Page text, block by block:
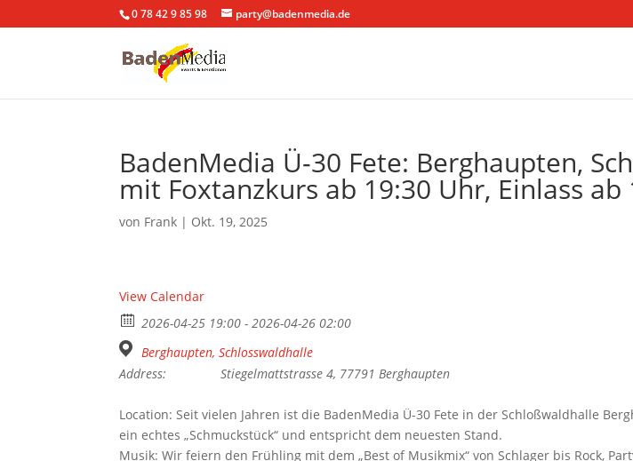
0 78 42 9 85 98 party@badenmedia.de
BadenMedia Ü-30 Fete: Berghaupten,
mit Foxtanzkurs ab 19:30 Uhr, Einlass ab
von Frank | Okt. 19, 2025
View Calendar
2026-04-25 19:00 - 2026-04-26 02:00
Berghaupten, Schlosswaldhalle
Address:
Stiegelmattstrasse 4, 77791 Berghaupten
Location: Seit vielen Jahren ist die BadenMedia Ü-30 Fete in der Schloßwaldhalle
ein echtes „Schmuckstück“ und entspricht dem neuesten Stand.
Musik: Wir feiern den Frühling mit dem „Best of Musikmix“ von Schlager bis Rock,